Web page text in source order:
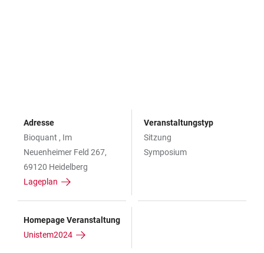
Adresse
Bioquant , Im
Neuenheimer Feld 267,
69120 Heidelberg
Lageplan
Veranstaltungstyp
Sitzung
Symposium
Homepage Veranstaltung
Unistem2024